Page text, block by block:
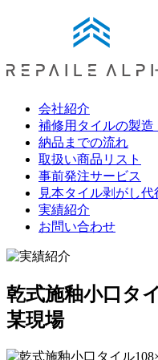
会社紹介
補修用タイルの製造
納品までの流れ
取扱い商品リスト
事前発注サービス
見本タイル剥がし代
実績紹介
お問い合わせ
乾式施釉小口タ
某現場